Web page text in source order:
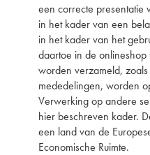
een correcte presentatie
in het kader van een
in het kader van het
daartoe in de
worden verzameld,
mededelingen, worden
Verwerking op andere
hier beschreven kader.
een land van de
Economische Ruimte.